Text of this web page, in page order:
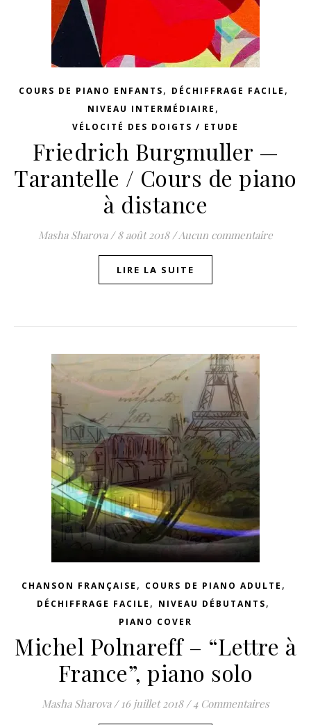
COURS DE PIANO ENFANTS, DÉCHIFFRAGE FACILE ,
NIVEAU INTERMÉDIAIRE ,
VÉLOCITÉ DES DOIGTS / ETUDE
Friedrich Burgmuller —
Tarantelle / Cours de piano
à distance
Masha Sharova / 8 août 2018 /Aucun commentaire
LIRE LA SUITE
CHANSON FRANÇAISE , COURS DE PIANO ADULTE ,
DÉCHIFFRAGE FACILE , NIVEAU DÉBUTANTS,
PIANO COVER
Michel Polnareff – “Lettre à
France”, piano solo
Masha Sharova / 16 juillet 2018 / 4 Commentaires